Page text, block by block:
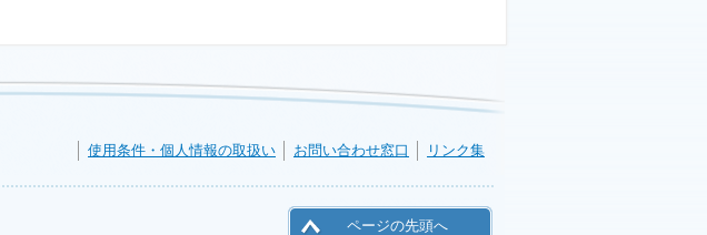
使用条件・個人情報の取扱い お問い合わせ窓口 リンク集
ページの先頭へ